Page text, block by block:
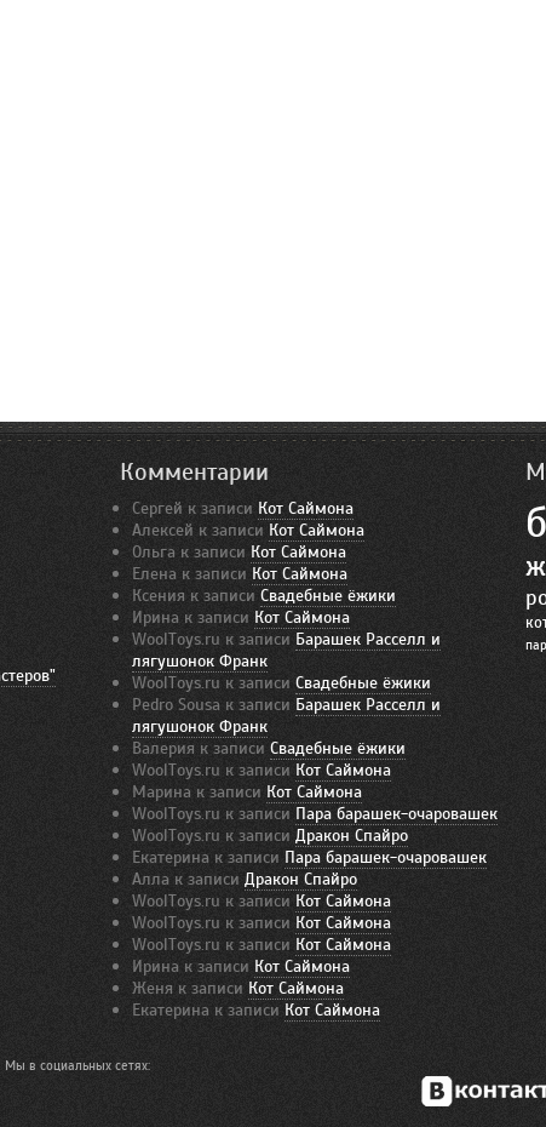
Комментарии
Сергей к записи Кот Саймона
Алексей к записи Кот Саймона
Ольга к записи Кот Саймона
Елена к записи Кот Саймона
Ксения к записи Свадебные ёжики
Ирина к записи Кот Саймона
WoolToys.ru к записи Барашек Расселл и
лягушонок Франк
WoolToys.ru к записи Свадебные ёжики
Pedro Sousa к записи Барашек Расселл и
лягушонок Франк
Валерия к записи Свадебные ёжики
WoolToys.ru к записи Кот Саймона
Марина к записи Кот Саймона
WoolToys.ru к записи Пара барашек-очаровашек
WoolToys.ru к записи Дракон Спайро
Екатерина к записи Пара барашек-очаровашек
Алла к записи Дракон Спайро
WoolToys.ru к записи Кот Саймона
WoolToys.ru к записи Кот Саймона
WoolToys.ru к записи Кот Саймона
Ирина к записи Кот Саймона
Женя к записи Кот Саймона
Екатерина к записи Кот Саймона
Мы в социальных сетях: